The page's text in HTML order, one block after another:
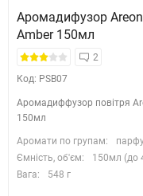
Аромадифузор
Amber 150мл
2
Код: PSB07
Аромадиффузор повітря
150мл
Аромати по групам:
Ємність, об'єм:
150мл (до
Вага:
548 г